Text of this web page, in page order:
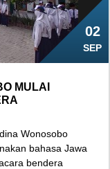
02
SEP
MULAI
Wonosobo
bahasa Jawa
bendera